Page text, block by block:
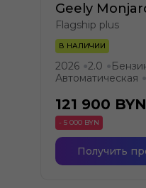
Geely
Flagship plus
В НАЛИЧИИ
2026 ●2.0 ●
Автоматическая ●
121 900 BYN
- 5 000 BYN
Получить